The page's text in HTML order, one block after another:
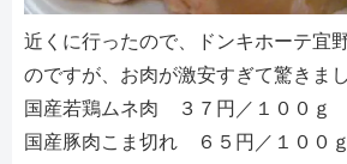
近くに行ったので、ドンキホーテ宜
のですが、お肉が激安すぎて驚きまし
国産若鶏ムネ肉 ３７円／１００ｇ
国産豚肉こま切れ ６５円／１００ｇ